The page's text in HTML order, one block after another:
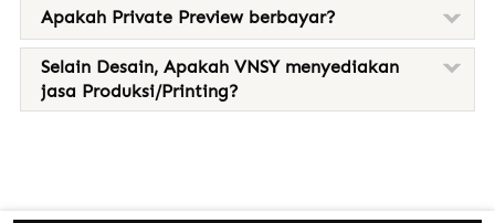
Apakah Private Preview berbayar?
Selain Desain, Apakah VNSY menyediakan
jasa Produksi/Printing?